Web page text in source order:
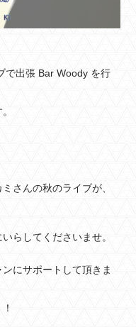
で出張 Bar Woody を行
さんの秋のライブが、
らしてくださいませ。
にサポートして頂きま